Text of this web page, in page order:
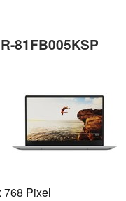
81FB005KSP
768 Pixel